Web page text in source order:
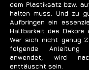
dem Plastiksatz bzw.
halten muss. Und zu
Aufbringen ein
Haltbarkeit des Dekors
Wer sich nicht genug
folgende Anleitung
anwendet, wird
enttäuscht sein.